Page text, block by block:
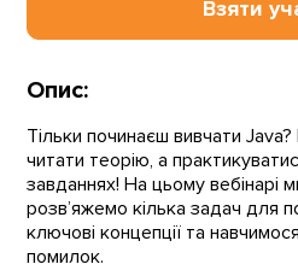
Взяти
Опис:
Тільки починаєш вивчати
читати теорію, а
завданнях! На цьому вебінарі
розв’яжемо кілька задач для
ключові концепції та
помилок.